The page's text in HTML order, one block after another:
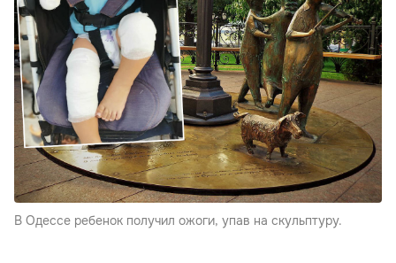
В Одессе ребенок получил ожоги, упав на скульптуру.